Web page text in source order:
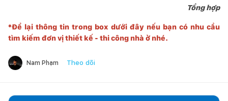
Tổng hợp
*Để lại thông tin trong box dưới đây nếu bạn có nhu cầu
tìm kiếm đơn vị thiết kế - thi công nhà ở nhé.
Nam Phạm Theo dõi